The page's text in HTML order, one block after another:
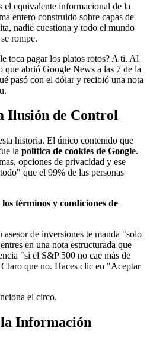
el equivalente informacional de la
entero construido sobre capas de
nadie cuestiona y todo el mundo
rompe.
toca pagar los platos rotos? A ti. Al
abrió Google News a las 7 de la
pasó con el dólar y recibió una nota
Ilusión de Control
historia. El único contenido que
la política de cookies de Google.
opciones de privacidad y ese
que el 99% de las personas
los términos y condiciones de
de inversiones te manda "solo
en una nota estructurada que
"si el S&P 500 no cae más de
que no. Haces clic en "Aceptar
el circo.
Información